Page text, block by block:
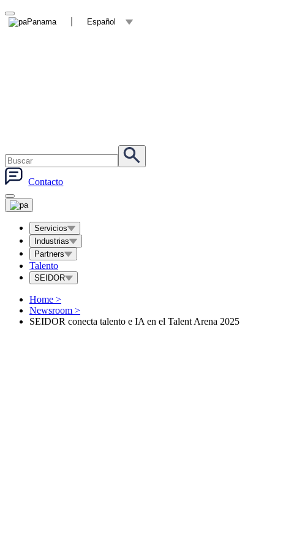
Panama Español
Contacto
Servicios
Industrias
Partners
Talento
SEIDOR
Home >
Newsroom >
SEIDOR conecta talento e IA en el Talent Arena 2025